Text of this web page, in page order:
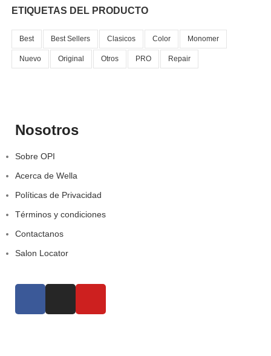
Verdes
ETIQUETAS DEL PRODUCTO
Best Best Sellers Clasicos Color Monomer
Nuevo Original Otros PRO Repair
Nosotros
Sobre OPI
Acerca de Wella
Políticas de Privacidad
Términos y condiciones
Contactanos
Salon Locator